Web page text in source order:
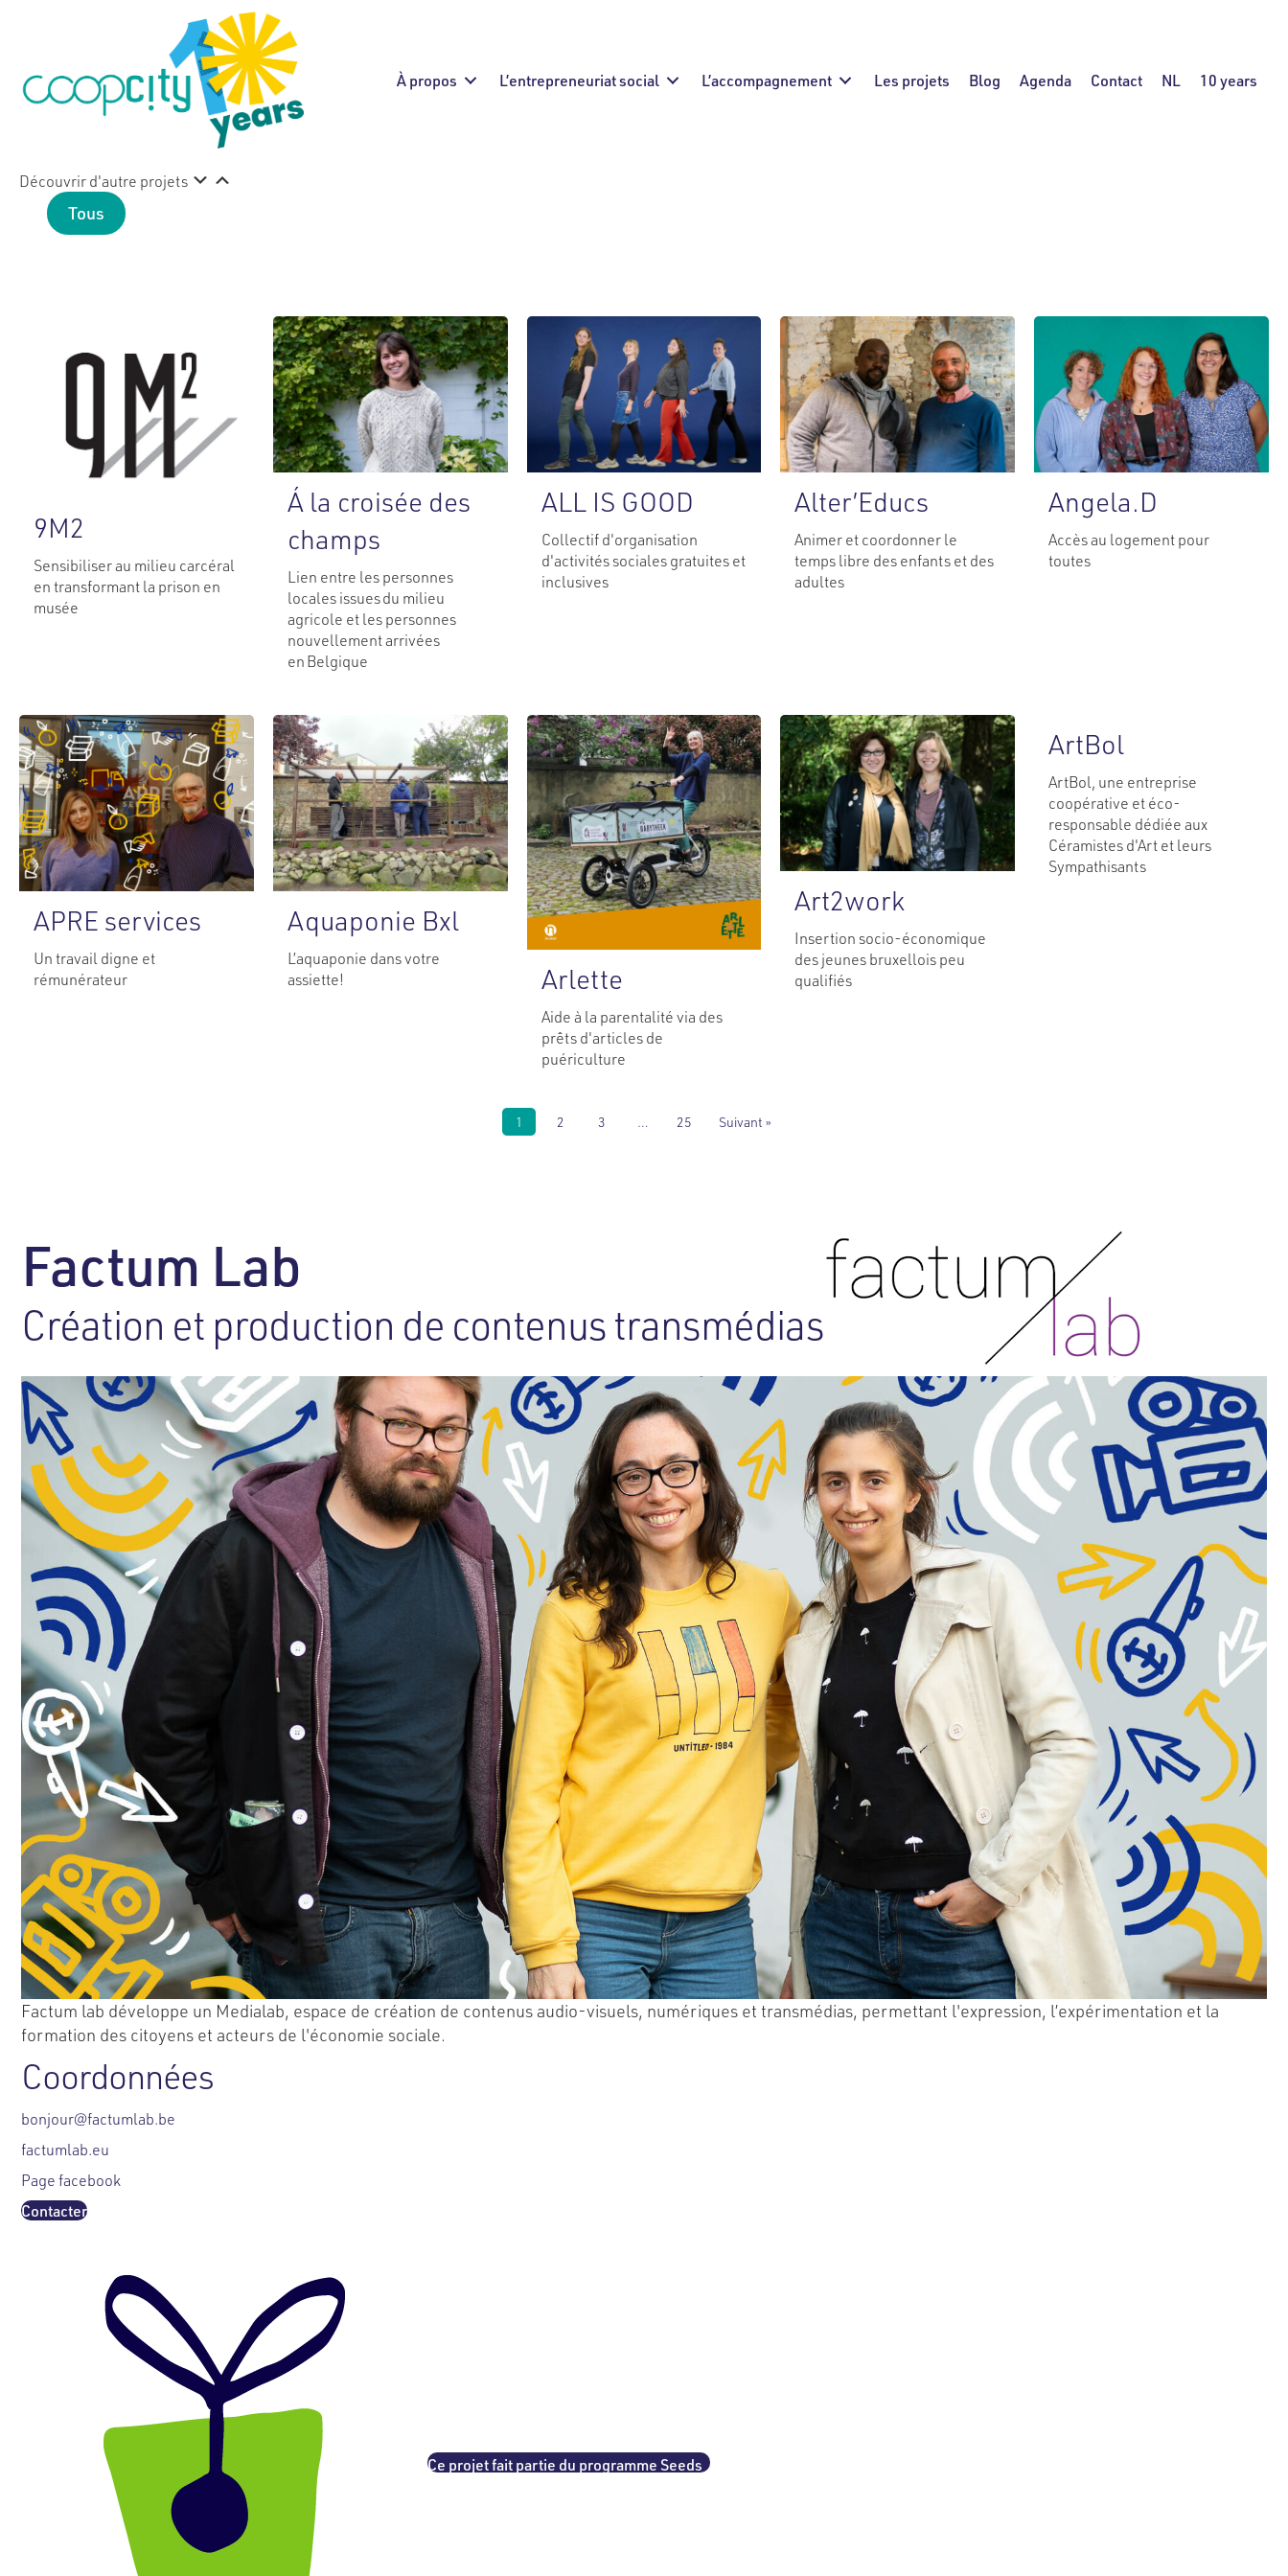
À propos L’entrepreneuriat social L’accompagnement Les projets Blog Agenda Contact NL 10 years
Découvrir d'autre projets
Tous
9M2
Sensibiliser au milieu carcéral
en transformant la prison en
musée
Á la croisée des
champs
Lien entre les personnes
locales issues du milieu
agricole et les personnes
nouvellement arrivées
en Belgique
ALL IS GOOD
Collectif d'organisation
d'activités sociales gratuites et
inclusives
Alter’Educs
Animer et coordonner le
temps libre des enfants et des
adultes
Angela.D
Accès au logement pour
toutes
APRE services
Un travail digne et
rémunérateur
Aquaponie Bxl
L’aquaponie dans votre
assiette!
Arlette
Aide à la parentalité via des
prêts d'articles de
puériculture
Art2work
Insertion socio-économique
des jeunes bruxellois peu
qualifiés
ArtBol
ArtBol, une entreprise
coopérative et éco-
responsable dédiée aux
Céramistes d'Art et leurs
Sympathisants
1 2 3 … 25 Suivant »
Factum Lab
Création et production de contenus transmédias
Factum lab développe un Medialab, espace de création de contenus audio-visuels, numériques et transmédias, permettant l'expression, l’expérimentation et la
formation des citoyens et acteurs de l'économie sociale.
Coordonnées
bonjour@factumlab.be
factumlab.eu
Page facebook
Contacter
Ce projet fait partie du programme Seeds